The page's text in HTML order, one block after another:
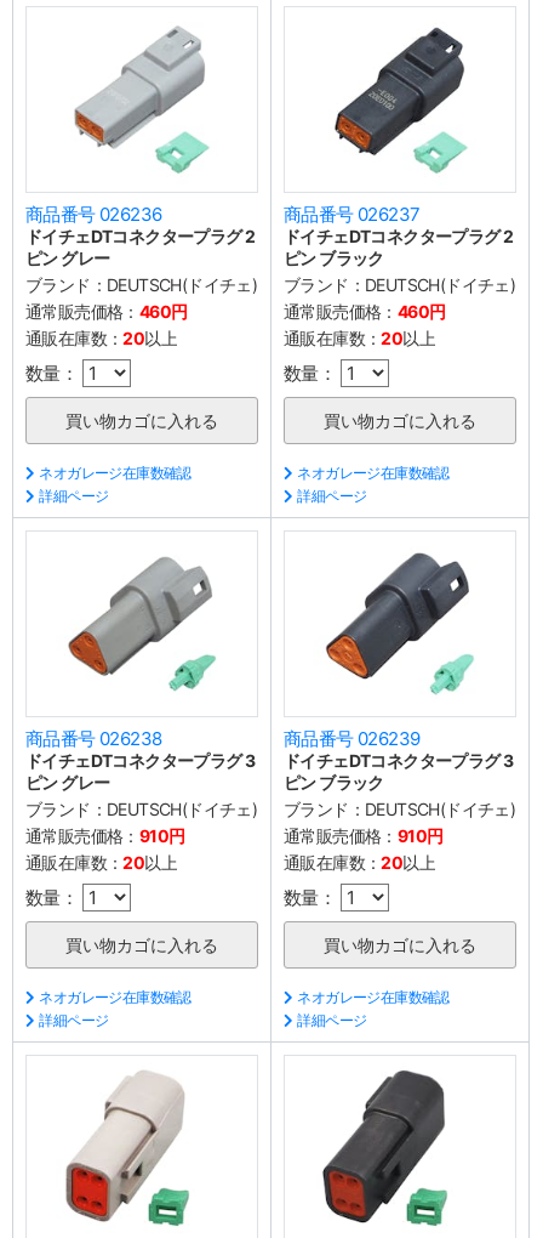
商品番号 026236
ドイチェDTコネクタープラグ 2
ピン グレー
ブランド： DEUTSCH(ドイチェ)
通常販売価格： 460円
通販在庫数：20以上
数量：
ネオガレージ在庫数確認
詳細ページ
商品番号 026237
ドイチェDTコネクタープラグ 2
ピン ブラック
ブランド： DEUTSCH(ドイチェ)
通常販売価格： 460円
通販在庫数：20以上
数量：
ネオガレージ在庫数確認
詳細ページ
商品番号 026238
ドイチェDTコネクタープラグ 3
ピン グレー
ブランド： DEUTSCH(ドイチェ)
通常販売価格： 910円
通販在庫数：20以上
数量：
ネオガレージ在庫数確認
詳細ページ
商品番号 026239
ドイチェDTコネクタープラグ 3
ピン ブラック
ブランド： DEUTSCH(ドイチェ)
通常販売価格： 910円
通販在庫数：20以上
数量：
ネオガレージ在庫数確認
詳細ページ